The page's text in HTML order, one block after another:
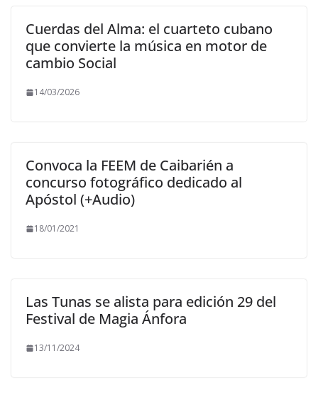
Cuerdas del Alma: el cuarteto cubano
que convierte la música en motor de
cambio Social
14/03/2026
Convoca la FEEM de Caibarién a
concurso fotográfico dedicado al
Apóstol (+Audio)
18/01/2021
Las Tunas se alista para edición 29 del
Festival de Magia Ánfora
13/11/2024